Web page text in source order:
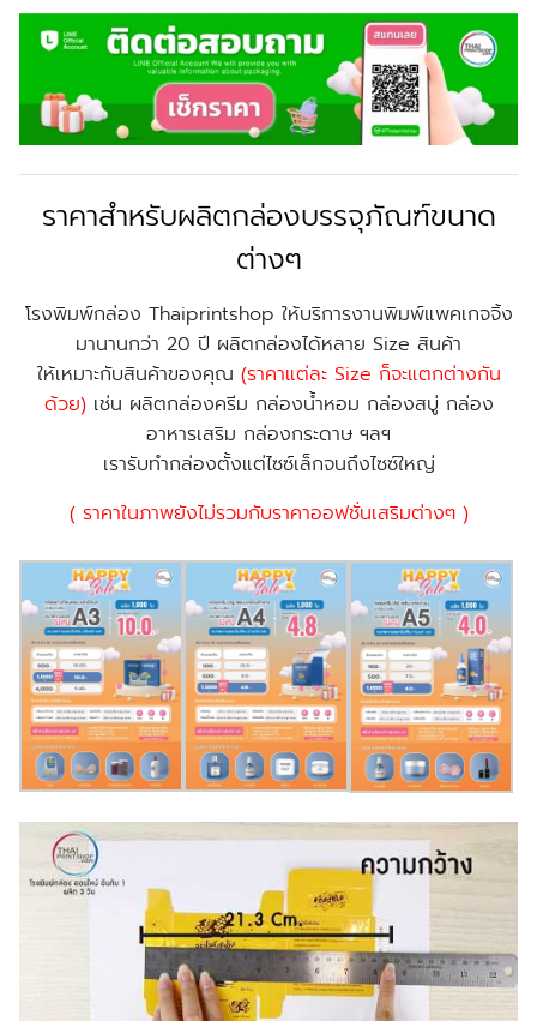
ราคาสำหรับผลิตกล่องบรรจุภัณฑ์ขนาด
ต่างๆ
โรงพิมพ์กล่อง Thaiprintshop ให้บริการงานพิมพ์แพคเกจจิ้ง
มานานกว่า 20 ปี ผลิตกล่องได้หลาย Size สินค้า
ให้เหมาะกับสินค้าของคุณ (ราคาแต่ละ Size ก็จะแตกต่างกัน
ด้วย) เช่น ผลิตกล่องครีม กล่องน้ำหอม กล่องสบู่ กล่อง
อาหารเสริม กล่องกระดาษ ฯลฯ
เรารับทำกล่องตั้งแต่ไซซ์เล็กจนถึงไซซ์ใหญ่
( ราคาในภาพยังไม่รวมกับราคาออฟชั่นเสริมต่างๆ )